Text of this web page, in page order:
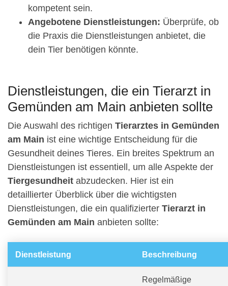
kompetent sein.
Angebotene Dienstleistungen: Überprüfe, ob
die Praxis die Dienstleistungen anbietet, die
dein Tier benötigen könnte.
Dienstleistungen, die ein Tierarzt in
Gemünden am Main anbieten sollte
Die Auswahl des richtigen Tierarztes in Gemünden
am Main ist eine wichtige Entscheidung für die
Gesundheit deines Tieres. Ein breites Spektrum an
Dienstleistungen ist essentiell, um alle Aspekte der
Tiergesundheit abzudecken. Hier ist ein
detaillierter Überblick über die wichtigsten
Dienstleistungen, die ein qualifizierter Tierarzt in
Gemünden am Main anbieten sollte:
Dienstleistung Beschreibung
Regelmäßige